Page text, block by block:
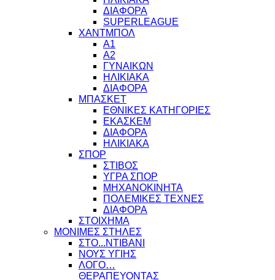
ΔΙΑΦΟΡΑ
SUPERLEAGUE
ΧΑΝΤΜΠΟΛ
Α1
Α2
ΓΥΝΑΙΚΩΝ
ΗΛΙΚΙΑΚΑ
ΔΙΑΦΟΡΑ
ΜΠΑΣΚΕΤ
ΕΘΝΙΚΕΣ ΚΑΤΗΓΟΡΙΕΣ
ΕΚΑΣΚΕΜ
ΔΙΑΦΟΡΑ
ΗΛΙΚΙΑΚΑ
ΣΠΟΡ
ΣΤΙΒΟΣ
ΥΓΡΑ ΣΠΟΡ
ΜΗΧΑΝΟΚΙΝΗΤΑ
ΠΟΛΕΜΙΚΕΣ ΤΕΧΝΕΣ
ΔΙΑΦΟΡΑ
ΣΤΟΙΧΗΜΑ
ΜΟΝΙΜΕΣ ΣΤΗΛΕΣ
ΣΤΟ...ΝΤΙΒΑΝΙ
ΝΟΥΣ ΥΓΙΗΣ
ΛΟΓΟ…
ΘΕΡΑΠΕΥΟΝΤΑΣ